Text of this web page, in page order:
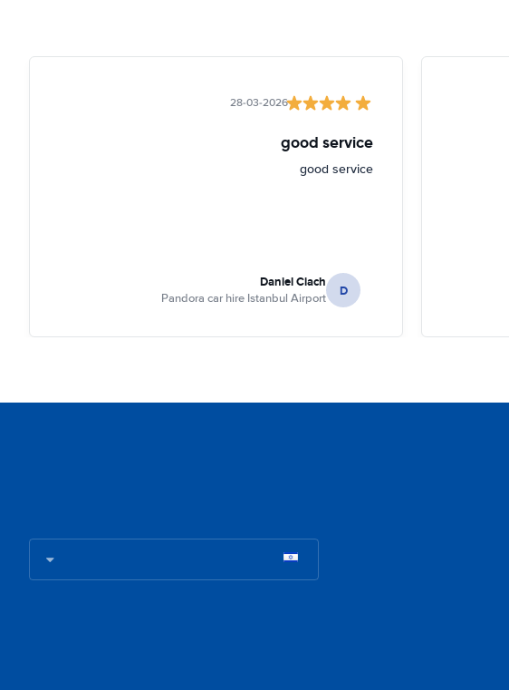
28-03-2026
good service
good service
D
Daniel Ciach
Pandora car hire Istanbul Airport